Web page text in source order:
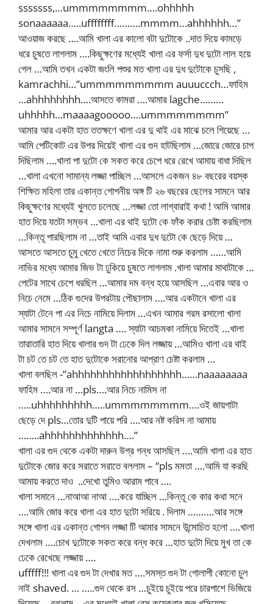
sssssss,…ummmmmmmm….ohhhhh
sonaaaaaa…..uffffffff……….mmmm…ahhhhhh…”
আওয়াজ করছে ….আমি খালা এর কালো বটা দুটোকে ..দাত দিয়ে কামড়ে
ধরে চুষতে লাগলাম ….কিছুক্ষণের মধ্যেই খালা এর ফর্সা দুধ দুটো লাল হয়ে
গেল …আমি তখন একটা জংলি পশুর মত খালা এর দুধ দুটোকে চুসছি ,
kamrachhi…”ummmmmmmmm auuuccch…ফাহিম
…ahhhhhhhh….আসতে কামরা ….আমার lagche………
uhhhhh…maaaagooooo….ummmmmmmm”
আমার আর একটা হাত ততক্ষণে খালা এর দু থাই এর মাঝে চলে গিয়েছে …
আমি পেটিকোট এর উপর দিয়েই খালা এর গুদ হাটছিলাম …জোরে জোরে চাপ
দিছিলাম ….খালা পা দুটো কে সকত করে চেপে ধরে রেখে আমায় বাধা দিছিল
…খালা এখনো সামান্য লজ্জা পাচ্ছিল …আসলে একজন ৪৮ বছরের বয়স্ক
শিক্ষিত মহিলা তার একান্ত গোপনীয় অঙ্গ টি ২৬ বছরের ছেলের সামনে আর
কিছুক্ষণের মধ্যেই খুলতে চলেছে …লজ্জা তো লাগ্বারাই কথা ! আমি আমার
হাত দিয়ে যতটা সম্ভব …খালা এর থাই দুটো কে ফাঁক করার চেষ্টা করছিলাম
…কিন্তূ পারছিলাম না …তাই আমি এবার দুধ দুটো কে ছেড়ে দিয়ে …
আসতে আসতে চুমু খেতে খেতে নিচের দিকে নামা শুরু করলাম ……আমি
নাভির মধ্যে আমার জিভ টা ঢুকিয়ে চুষতে লাগলাম .খালা আমার মাথাটাকে …
পেটের সাথে চেপে ধরছিল …আমার দম বন্ধ হয়ে আসছিল …এবার আর ও
নিচে নেমে …ঠিক গুদের উপরটায় পৌছালাম ….আর একটানে খালা এর
স্যাটা টেনে পা এর নিচে নামিয়ে দিলাম …এখন আমার গরম রসালো খালা
আমার সামনে সম্পূর্ণ langta …. স্যাটা আচমকা নামিয়ে দিতেই …খালা
তারাতারি হাত দিয়ে খালার গুদ টা ঢেকে দিল লজ্জায় …আমিও খালা এর থাই
টা চট তে চট তে হাত দুটোকে সরানোর আপ্রাণ চেষ্টা করলাম …
খালা বলছিল -”ahhhhhhhhhhhhhhhhhh……naaaaaaaa
ফাহিম ….আর না …pls….আর নিচে নামিস না
…..uhhhhhhhhh…..ummmmmmmm….ওই জায়গাটা
ছেড়ে দে pls…তোর দুটি পায়ে পরি ….আর নষ্ট করিস না আমায়
……..ahhhhhhhhhhhhh….”
খালা এর গুদ থেকে একটা দারুন উগ্র গন্ধ আসছিল ….আমি খালা এর হাত
দুটোকে জোর করে সরাতে সরাতে বললাম – “pls মমতা ….আমি যা করছি
আমায় করতে দাও ..দেখো তুমিও আরাম পাবে ….
খালা সমানে …নাআআ নাআ ….করে যাচ্ছিল …কিন্তূ কে কার কথা সনে
….আমি জোর করে খালা এর হাত দুটো সরিয়ে . দিলাম ……….আর সঙ্গে
সঙ্গে খালা এর একান্ত গোপন লজ্জা টি আমার সামনে উন্মোচিত হলো ….খালা
দেখলাম ….চোখ দুটোকে সকত করে বন্ধ করে …হাত দুটো দিয়ে মুখ তা কে
ঢেকে রেখেছে লজ্জায় ….
ufffff!!! খালা এর গুদ টা দেখার মত ….সমস্ত গুদ টা গোলাপী কোনো চুল
নাই shaved. … …..গুদ থেকে রস …চুইয়ে চুইয়ে পরে চারপাশে ভিজিয়ে